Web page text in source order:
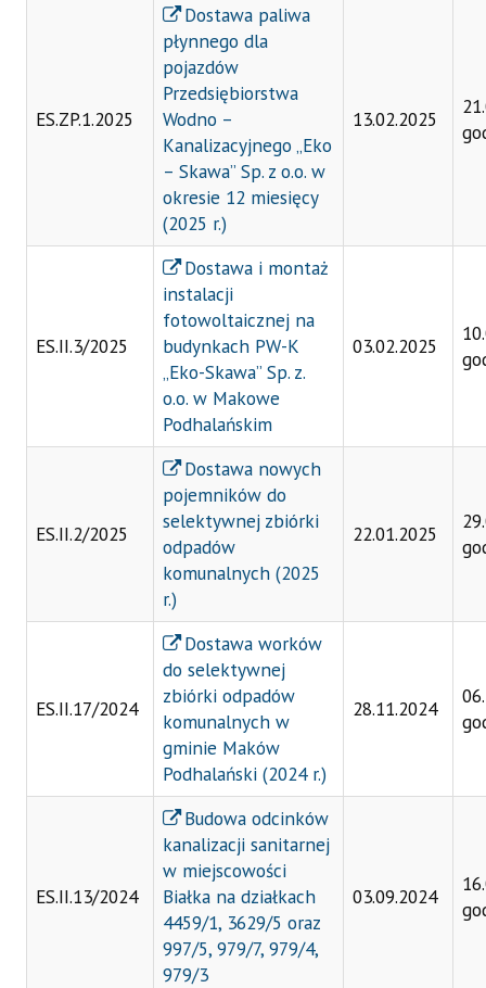
ES.ZP.1.2025
Dostawa paliwa
płynnego dla
pojazdów
Przedsiębiorstwa
Wodno –
Kanalizacyjnego „Eko
– Skawa” Sp. z o.o. w
okresie 12 miesięcy
(2025 r.)
13.02.2025
ES.II.3/2025
Dostawa i montaż
instalacji
fotowoltaicznej na
budynkach PW-K
„Eko-Skawa” Sp. z.
o.o. w Makowe
Podhalańskim
03.02.2025
ES.II.2/2025
Dostawa nowych
pojemników do
selektywnej zbiórki
odpadów
komunalnych (2025
r.)
22.01.2025
ES.II.17/2024
Dostawa worków
do selektywnej
zbiórki odpadów
komunalnych w
gminie Maków
Podhalański (2024 r.)
28.11.2024
ES.II.13/2024
Budowa odcinków
kanalizacji sanitarnej
w miejscowości
Białka na działkach
4459/1, 3629/5 oraz
997/5, 979/7, 979/4,
979/3
03.09.2024